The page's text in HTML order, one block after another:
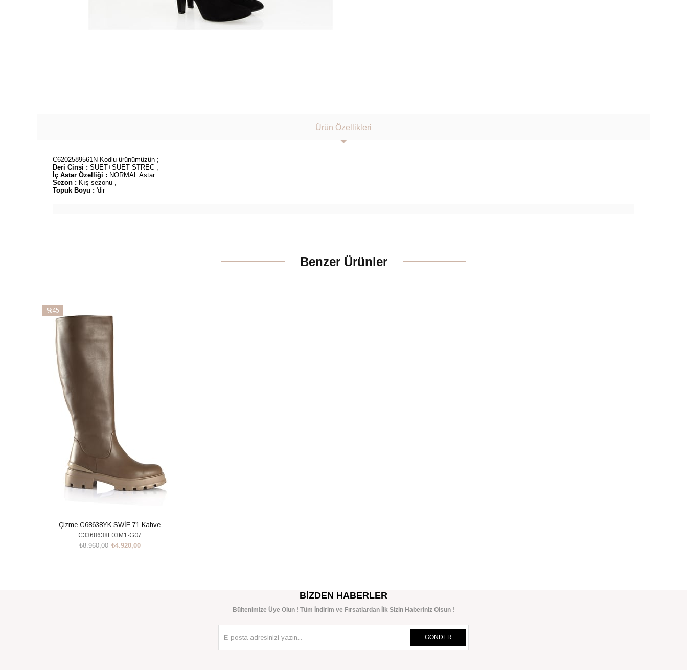
Ürün Özellikleri
C6202589561N Kodlu ürünümüzün ;
Deri Cinsi : SUET+SUET STREC ,
İç Astar Özelliği : NORMAL Astar
Sezon : Kış sezonu ,
Topuk Boyu : 'dir
Benzer Ürünler
%45
İndirim
%45İndirim
Çizme C68638YK SWİF 71 Kahve
C3368638L03M1-G07
₺4.920,00
₺8.960,00
BIZDEN HABERLER
Bültenimize Üye Olun ! Tüm İndirim ve Fırsatlardan İlk Sizin Haberiniz Olsun !
GÖNDER